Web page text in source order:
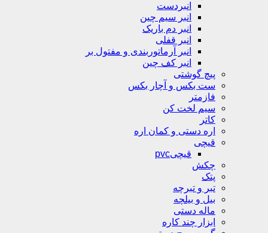
انبردست
انبر سیم چین
انبر دم باریک
انبر قفلی
انبر آرماتوربندی و مفتول بر
انبر کف چین
پیچ گوشتی
ست بکس و آچار بکس
فازمتر
سیم لخت کن
کاتر
اره دستی و کمان اره
قیچی
قیچیpvc
چکش
پتک
تبر و تبرچه
بیل و بیلچه
ماله دستی
ابزار چند کاره